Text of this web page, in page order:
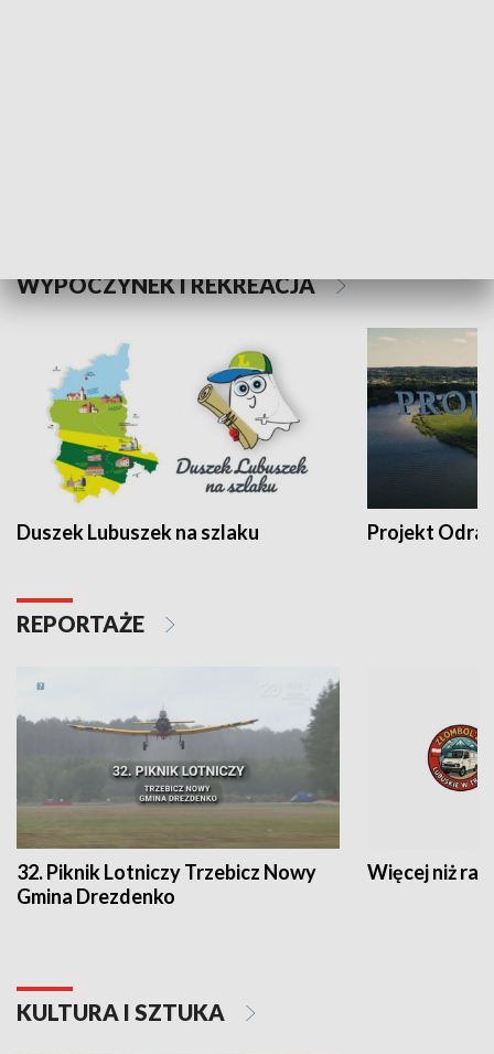
WYPOCZYNEK I REKREACJA
Duszek Lubuszek na szlaku Projekt Odra
REPORTAŻE
32. Piknik Lotniczy Trzebicz Nowy
Gmina Drezdenko
Więcej niż rajd
KULTURA I SZTUKA